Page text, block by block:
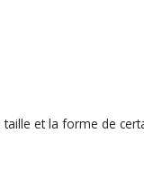
et la forme de